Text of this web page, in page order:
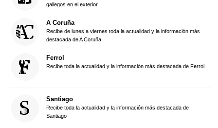
gallegos en el exterior
A Coruña
Recibe de lunes a viernes toda la actualidad y la información más
destacada de A Coruña
Ferrol
Recibe toda la actualidad y la información más destacada de Ferrol
Santiago
Recibe toda la actualidad y la información más destacada de
Santiago